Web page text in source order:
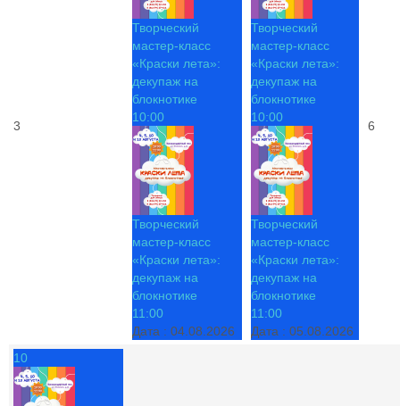
3
Творческий
мастер-класс
«Краски лета»:
декупаж на
блокнотике
10:00
Творческий
мастер-класс
«Краски лета»:
декупаж на
блокнотике
11:00
Дата : 04.08.2026
Творческий
мастер-класс
«Краски лета»:
декупаж на
блокнотике
10:00
Творческий
мастер-класс
«Краски лета»:
декупаж на
блокнотике
11:00
Дата : 05.08.2026
6
10